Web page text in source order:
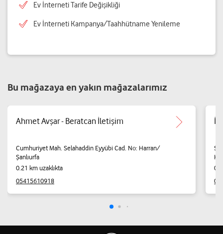
Ev İnterneti Tarife Değişikliği
Ev İnterneti Kampanya/Taahhütname Yenileme
Bu mağazaya en yakın mağazalarımız
Ahmet Avşar - Beratcan İletişim
Cumhuriyet Mah. Selahaddin Eyyübi Cad. No: Harran/
Şanlıurfa
0.21 km uzaklıkta
05415610918